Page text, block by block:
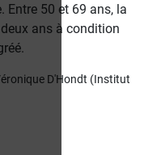
Entre 50 et 69 ans, la
ans à condition
D'Hondt (Institut